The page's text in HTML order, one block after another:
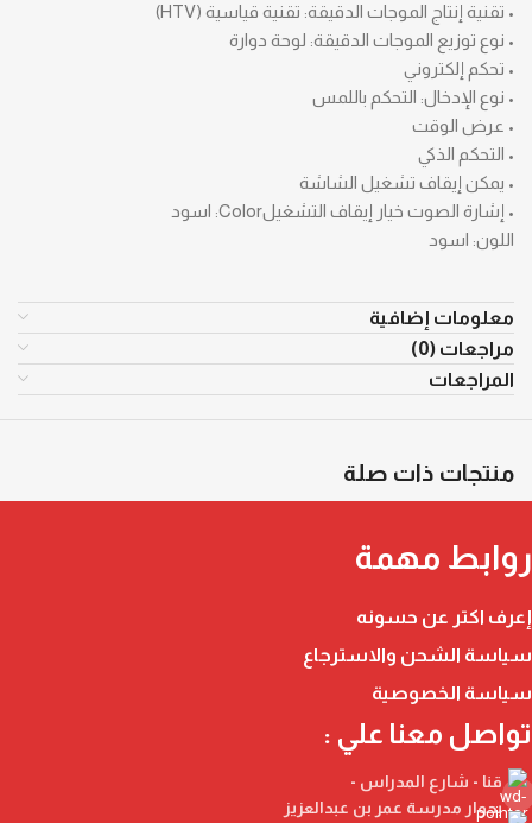
• تقنية إنتاج الموجات الدقيقة: تقنية قياسية (HTV)
• نوع توزيع الموجات الدقيقة: لوحة دوارة
• تحكم إلكتروني
• نوع الإدخال: التحكم باللمس
• عرض الوقت
• التحكم الذكي
• يمكن إيقاف تشغيل الشاشة
• إشارة الصوت خيار إيقاف التشغيلColor: اسود
اللون: اسود
معلومات إضافية
مراجعات (0)
المراجعات
منتجات ذات صلة
روابط مهمة
إعرف اكتر عن حسونه
سياسة الشحن والاسترجاع
سياسة الخصوصية
تواصل معنا علي :
قنا - شارع المدراس -
بجوار مدرسة عمر بن عبدالعزيز